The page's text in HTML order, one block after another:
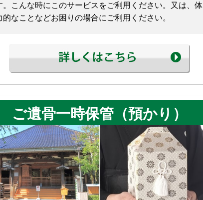
。こんな時にこのサービスをご利用ください。又は、体
的なことなどお困りの場合にご利用ください。
ご遺骨一時保管（預かり）